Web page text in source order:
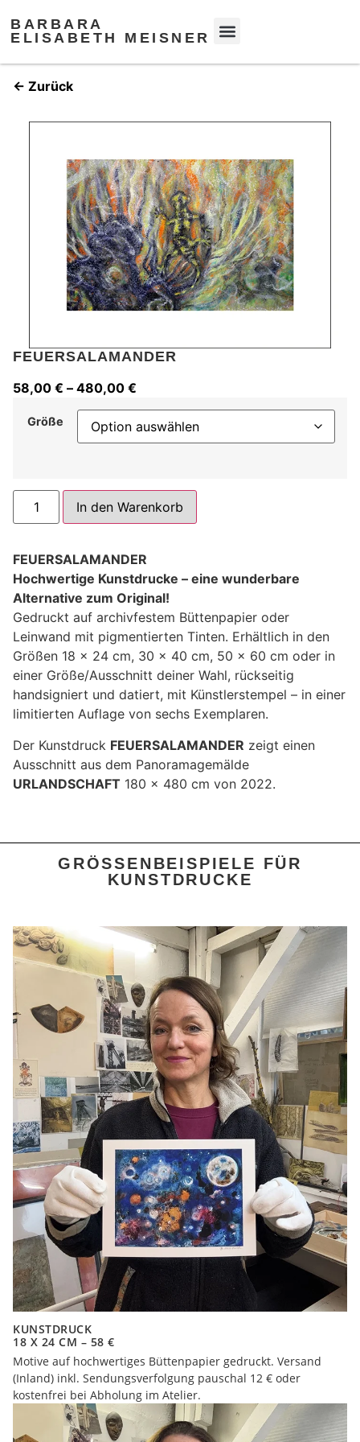
BARBARA
ELISABETH MEISNER
← Zurück
FEUERSALAMANDER
58,00 € – 480,00 €
Größe
In den Warenkorb
FEUERSALAMANDER
Hochwertige Kunstdrucke – eine wunderbare
Alternative zum Original!
Gedruckt auf archivfestem Büttenpapier oder
Leinwand mit pigmentierten Tinten. Erhältlich in den
Größen 18 x 24 cm, 30 x 40 cm, 50 x 60 cm oder in
einer Größe/Ausschnitt deiner Wahl, rückseitig
handsigniert und datiert, mit Künstlerstempel – in einer
limitierten Auflage von sechs Exemplaren.
Der Kunstdruck FEUERSALAMANDER zeigt einen
Ausschnitt aus dem Panoramagemälde
URLANDSCHAFT 180 x 480 cm von 2022.
GRÖSSENBEISPIELE FÜR K
UNSTDRUCKE
KUNSTDRUCK
18 X 24 CM – 58 €
Motive auf hochwertiges Büttenpapier gedruckt. Versand
(Inland) inkl. Sendungsverfolgung pauschal 12 € oder
kostenfrei bei Abholung im Atelier.